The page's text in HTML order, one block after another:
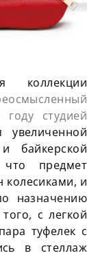
коллекции
студией
байкерской
предмет
колесиками, и
назначению
с легкой
туфелек с
в стеллаж